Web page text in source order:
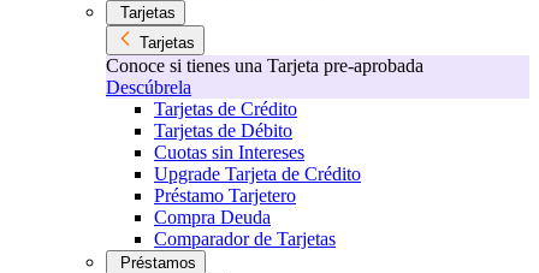
Tarjetas
Tarjetas
Conoce si tienes una Tarjeta pre-aprobada
Descúbrela
Tarjetas de Crédito
Tarjetas de Débito
Cuotas sin Intereses
Upgrade Tarjeta de Crédito
Préstamo Tarjetero
Compra Deuda
Comparador de Tarjetas
Préstamos